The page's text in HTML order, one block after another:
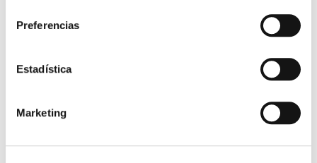
Preferencias
Estadística
Marketing